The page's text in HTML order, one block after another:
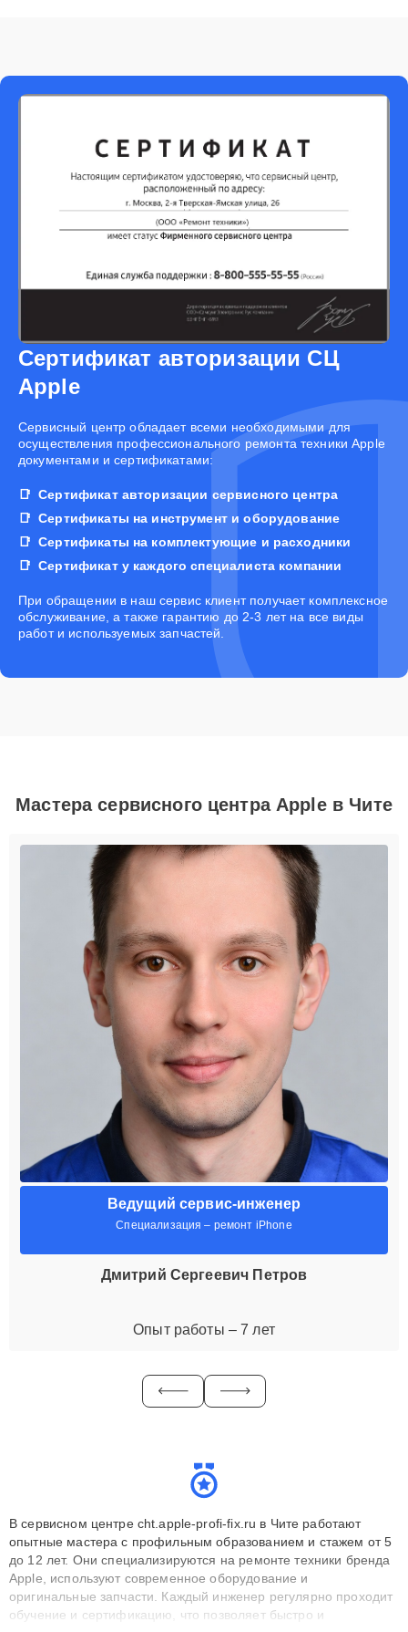
Сертификат авторизации СЦ
Apple
Cервисный центр обладает всеми необходимыми для
осуществления профессионального ремонта техники Apple
документами и сертификатами:
Сертификат авторизации сервисного центра
Сертификаты на инструмент и оборудование
Сертификаты на комплектующие и расходники
Сертификат у каждого специалиста компании
При обращении в наш сервис клиент получает комплексное
обслуживание, а также гарантию до 2-3 лет на все виды
работ и используемых запчастей.
Мастера сервисного центра Apple в Чите
Ведущий сервис-инженер
Специализация – ремонт iPhone
Дмитрий Сергеевич Петров
Опыт работы – 7 лет
В сервисном центре cht.apple-profi-fix.ru в Чите работают
опытные мастера с профильным образованием и стажем от 5
до 12 лет. Они специализируются на ремонте техники бренда
Apple, используют современное оборудование и
оригинальные запчасти. Каждый инженер регулярно проходит
обучение и сертификацию, что позволяет быстро и